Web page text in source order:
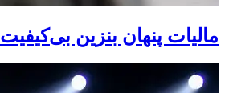
مالیات پنهان بنزین بی‌کیفیت